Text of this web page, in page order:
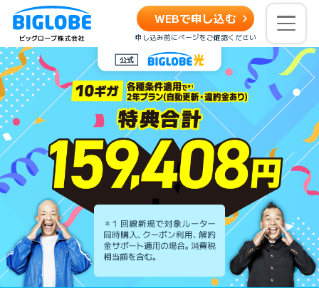
WEBで申し込む
申し込み前にページをご確認ください